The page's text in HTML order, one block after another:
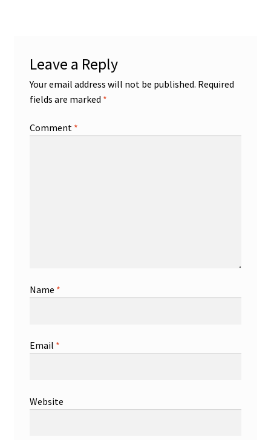
Leave a Reply
Your email address will not be published. Required
fields are marked *
Comment *
Name *
Email *
Website